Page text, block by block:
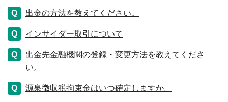
出金の方法を教えてください。
インサイダー取引について
出金先金融機関の登録・変更方法を教えてくださ
い。
源泉徴収税拘束金はいつ確定しますか。